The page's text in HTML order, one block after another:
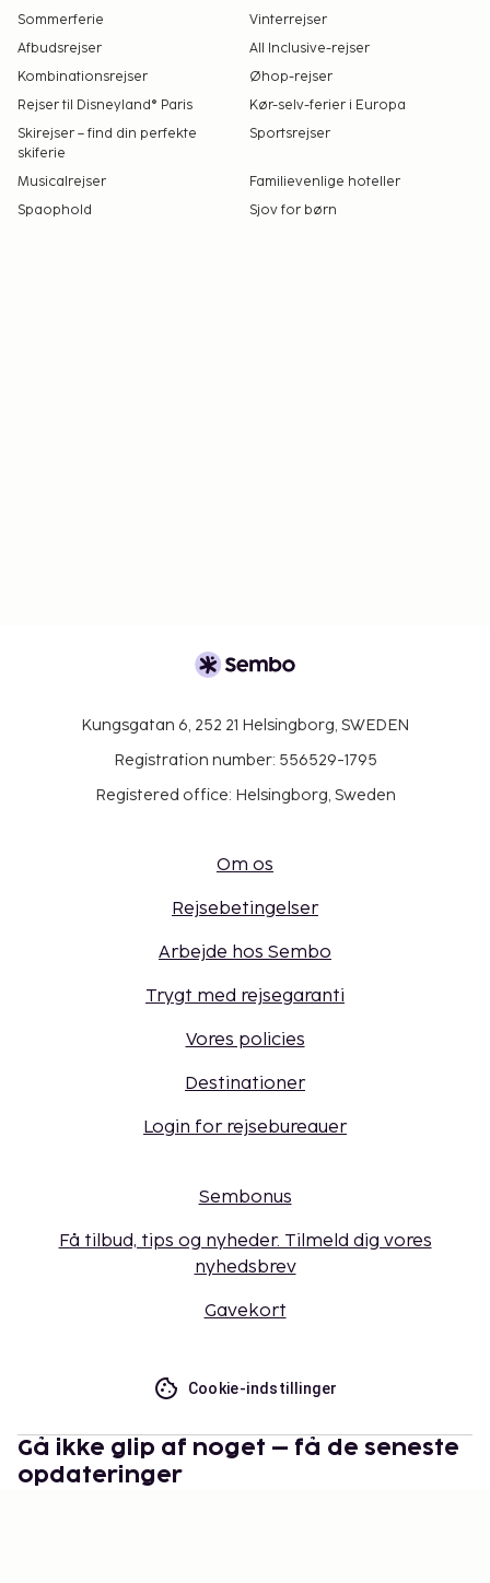
Sommerferie
Vinterrejser
Afbudsrejser
All Inclusive-rejser
Kombinationsrejser
Øhop-rejser
Rejser til Disneyland® Paris
Kør-selv-ferier i Europa
Skirejser – find din perfekte
skiferie
Sportsrejser
Musicalrejser
Familievenlige hoteller
Spaophold
Sjov for børn
Kungsgatan 6, 252 21 Helsingborg, SWEDEN
Registration number: 556529-1795
Registered office: Helsingborg, Sweden
Om os
Rejsebetingelser
Arbejde hos Sembo
Trygt med rejsegaranti
Vores policies
Destinationer
Login for rejsebureauer
Sembonus
Få tilbud, tips og nyheder. Tilmeld dig vores
nyhedsbrev
Gavekort
Cookie-indstillinger
Gå ikke glip af noget – få de seneste
opdateringer